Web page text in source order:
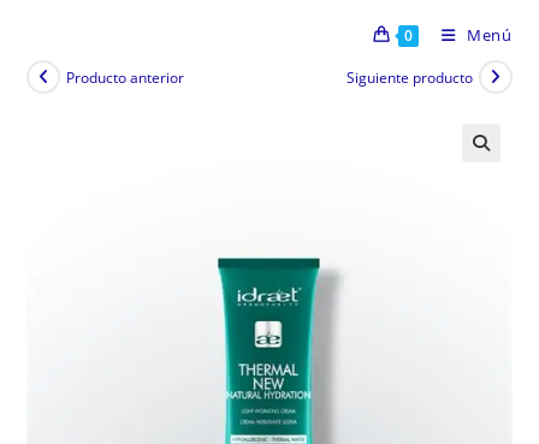
0 Menú
Producto anterior Siguiente producto